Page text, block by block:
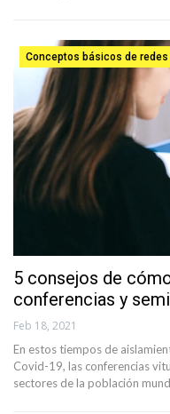
Conceptos básicos de redes
5 consejos de
conferencias y
Feb 18, 2021
En estos tiempos de
Covid-19, las conferencias
sectores de la población